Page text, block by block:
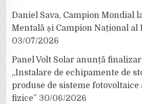
Daniel Sava, Campion Mondial
Mentală și Campion Național al
03/07/2026
Panel Volt Solar anunță
„Instalare de echipamente de
produse de sisteme fotovoltaice
fizice” 30/06/2026